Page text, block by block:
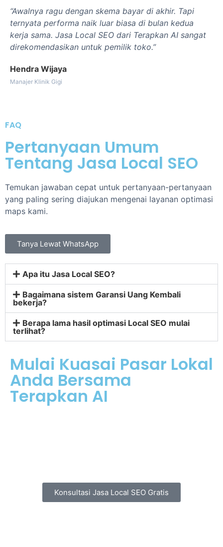
“Awalnya ragu dengan skema bayar di akhir. Tapi
ternyata performa naik luar biasa di bulan kedua
kerja sama. Jasa Local SEO dari Terapkan AI sangat
direkomendasikan untuk pemilik toko.”
Hendra Wijaya
Manajer Klinik Gigi
FAQ
Pertanyaan Umum
Tentang Jasa Local SEO
Temukan jawaban cepat untuk pertanyaan-pertanyaan
yang paling sering diajukan mengenai layanan optimasi
maps kami.
Tanya Lewat WhatsApp
Apa itu Jasa Local SEO?
Bagaimana sistem Garansi Uang Kembali
bekerja?
Berapa lama hasil optimasi Local SEO mulai
terlihat?
Mulai Kuasai Pasar Lokal
Anda Bersama
Terapkan AI
Konsultasi Jasa Local SEO Gratis